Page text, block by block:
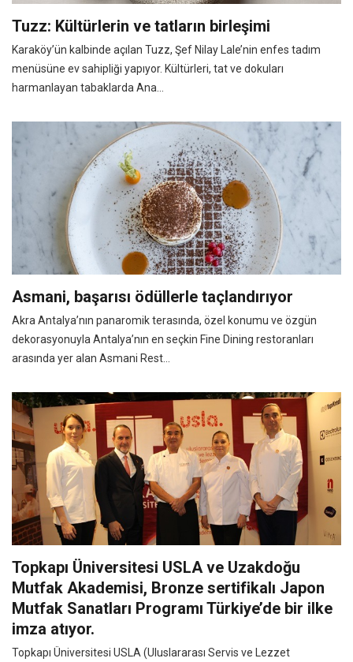
Tuzz: Kültürlerin ve tatların birleşimi
Karaköy’ün kalbinde açılan Tuzz, Şef Nilay Lale’nin enfes tadım
menüsüne ev sahipliği yapıyor. Kültürleri, tat ve dokuları
harmanlayan tabaklarda Ana...
Asmani, başarısı ödüllerle taçlandırıyor
Akra Antalya’nın panaromik terasında, özel konumu ve özgün
dekorasyonuyla Antalya’nın en seçkin Fine Dining restoranları
arasında yer alan Asmani Rest...
Topkapı Üniversitesi USLA ve Uzakdoğu
Mutfak Akademisi, Bronze sertifikalı Japon
Mutfak Sanatları Programı Türkiye’de bir ilke
imza atıyor.
Topkapı Üniversitesi USLA (Uluslararası Servis ve Lezzet